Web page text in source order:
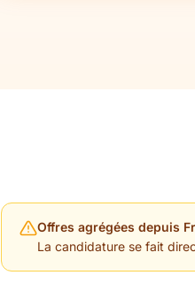
Offres agrégées depuis
La candidature se fait